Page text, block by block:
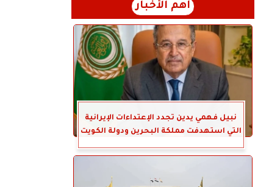
أهم الأخبار
نبيل فهمي يدين تجدد الإعتداءات الإيرانية
التي استهدفت مملكة البحرين ودولة الكويت